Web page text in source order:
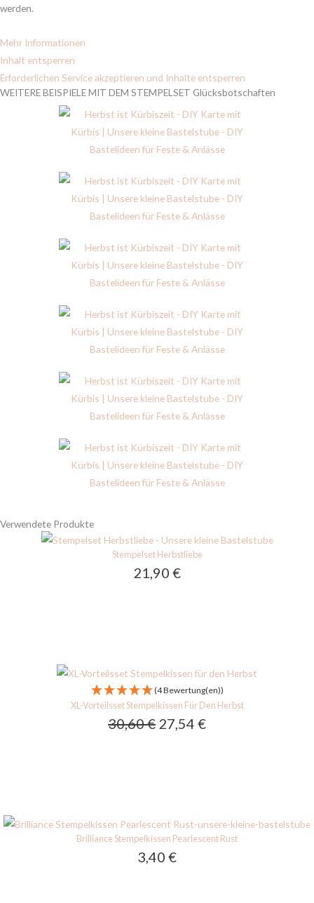
werden.
Mehr Informationen
Inhalt entsperren
Erforderlichen Service akzeptieren und Inhalte entsperren
WEITERE BEISPIELE MIT DEM STEMPELSET Glücksbotschaften
Verwendete Produkte
Stempelset Herbstliebe
21,90 €
(4 Bewertung(en))
XL-Vorteilsset Stempelkissen Für Den Herbst
30,60€ 27,54 €
Brilliance Stempelkissen Pearlescent Rust
3,40 €